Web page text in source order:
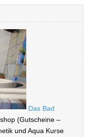
Das Bad
(Gutscheine –
und Aqua Kurse